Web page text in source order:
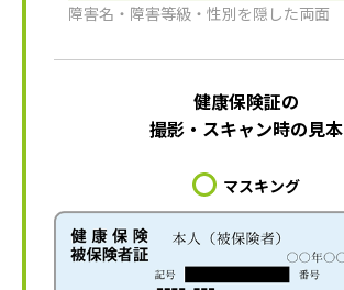
障害名・障害等級・性別を隠した両面
健康保険証の
撮影・スキャン時の見本
マスキング